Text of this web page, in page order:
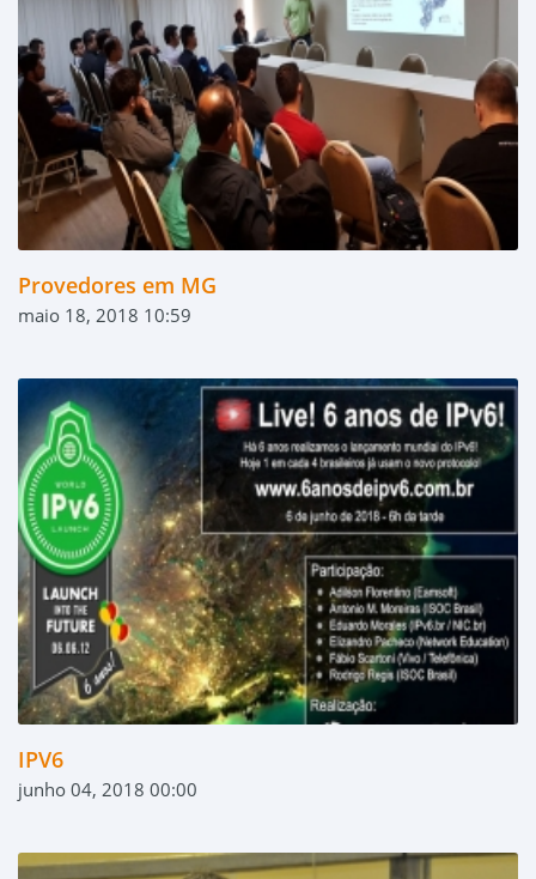
Provedores em MG
maio 18, 2018 10:59
IPV6
junho 04, 2018 00:00